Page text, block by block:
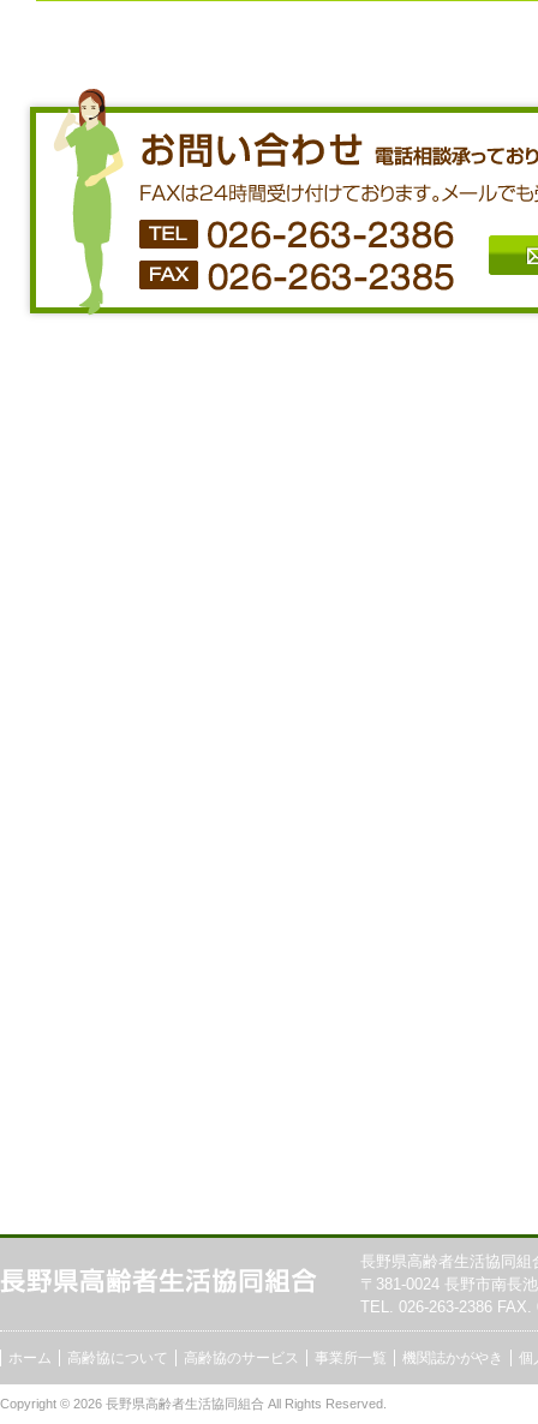
長野県高齢者生活協同組
〒381-0024 長野市南長
TEL. 026-263-2386 FAX.
ホーム 高齢協について 高齢協のサービス 事業所一覧 機関誌かがやき 個
Copyright © 2026 長野県高齢者生活協同組合 All Rights Reserved.